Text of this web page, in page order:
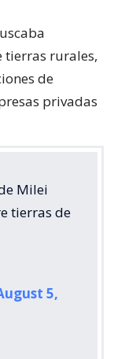
tierras rurales,
de
privadas
Milei
tierras de
5,